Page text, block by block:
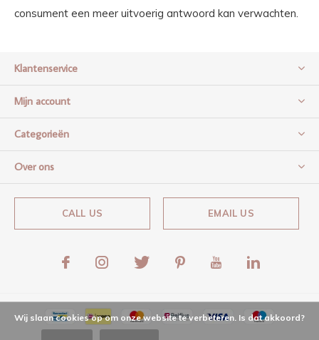
consument een meer uitvoerig antwoord kan verwachten.
Klantenservice
Mijn account
Categorieën
Over ons
CALL US EMAIL US
Wij slaan cookies op om onze website te verbeteren. Is dat akkoord?